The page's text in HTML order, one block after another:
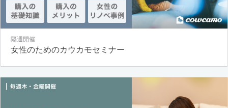
隔週開催
女性のためのカウカモセミナー